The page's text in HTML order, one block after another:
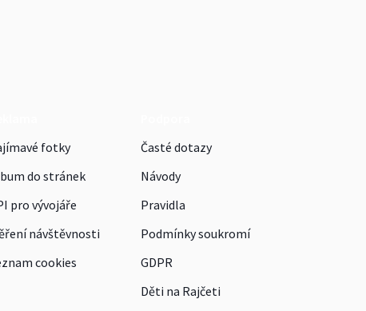
fotky
do stránek
pro vývojáře
návštěvnosti
cookies
Časté dotazy
Návody
Pravidla
Podmínky soukromí
GDPR
Děti na Rajčeti